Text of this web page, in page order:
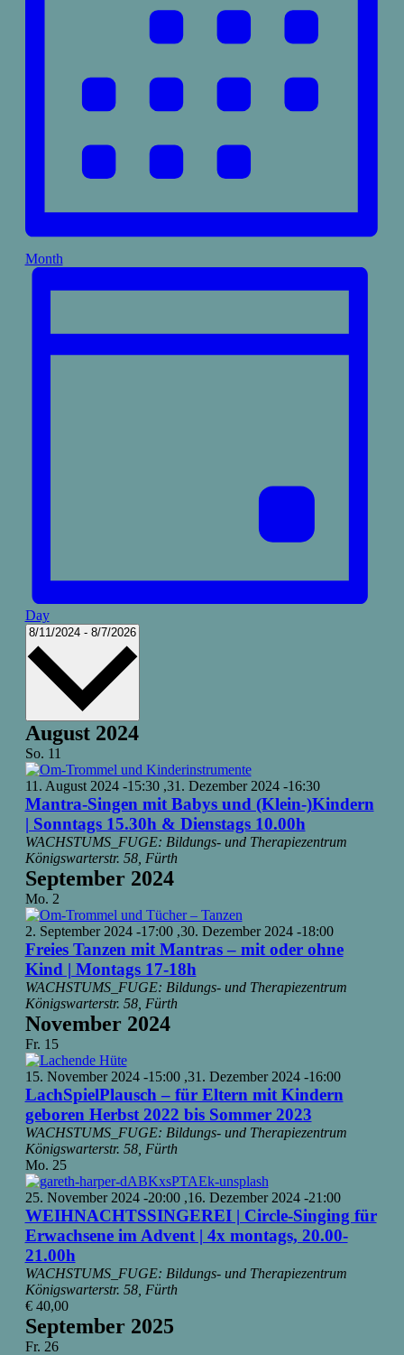
Month
Day
8/11/2024 - 8/7/2026 Select
August 2024
So. 11
11. August 2024 -15:30,31. Dezember 2024 -16:30
Mantra-Singen mit Babys und (Klein-)Kindern
| Sonntags 15.30h & Dienstags 10.00h
WACHSTUMS_FUGE: Bildungs- und Therapiezentrum
Königswarterstr. 58, Fürth
September 2024
Mo. 2
2. September 2024 -17:00,30. Dezember 2024 -18:00
Freies Tanzen mit Mantras – mit oder ohne
Kind | Montags 17-18h
WACHSTUMS_FUGE: Bildungs- und Therapiezentrum
Königswarterstr. 58, Fürth
November 2024
Fr. 15
15. November 2024 -15:00,31. Dezember 2024 -16:00
LachSpielPlausch – für Eltern mit Kindern
geboren Herbst 2022 bis Sommer 2023
WACHSTUMS_FUGE: Bildungs- und Therapiezentrum
Königswarterstr. 58, Fürth
Mo. 25
25. November 2024 -20:00,16. Dezember 2024 -21:00
WEIHNACHTSSINGEREI | Circle-Singing für
Erwachsene im Advent | 4x montags, 20.00-
21.00h
WACHSTUMS_FUGE: Bildungs- und Therapiezentrum
Königswarterstr. 58, Fürth
€ 40,00
September 2025
Fr. 26